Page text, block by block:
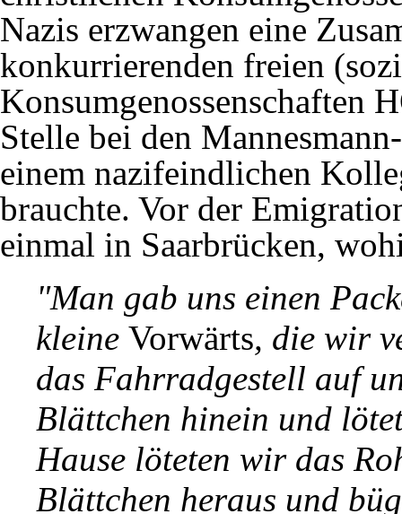
Nazis erzwangen eine
konkurrierenden freien
Konsumgenossenschaften
Stelle bei den
einem nazifeindlichen
brauchte. Vor der
einmal in Saarbrücken,
"Man gab uns einen
kleine Vorwärts, die wir
das Fahrradgestell auf
Blättchen hinein und
Hause löteten wir das
Blättchen heraus und